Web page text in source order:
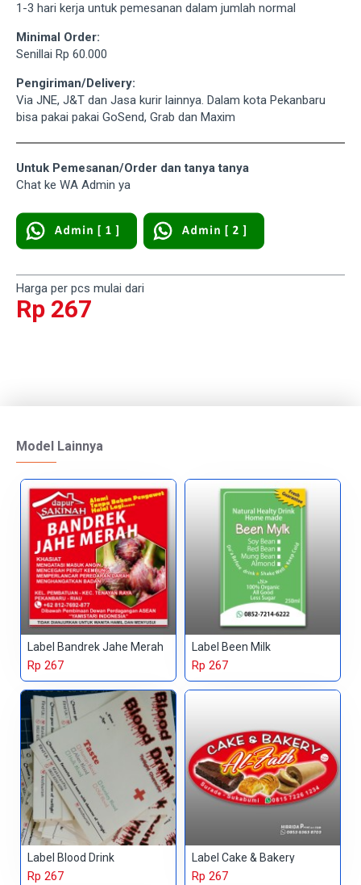
1-3 hari kerja untuk pemesanan dalam jumlah normal
Minimal Order:
Senillai Rp 60.000
Pengiriman/Delivery:
Via JNE, J&T dan Jasa kurir lainnya. Dalam kota Pekanbaru
bisa pakai pakai GoSend, Grab dan Maxim
Untuk Pemesanan/Order dan tanya tanya
Chat ke WA Admin ya
Harga per pcs mulai dari
Rp 267
Model Lainnya
Label Bandrek Jahe Merah
Rp 267
Label Been Milk
Rp 267
Label Blood Drink
Rp 267
Label Cake & Bakery
Rp 267